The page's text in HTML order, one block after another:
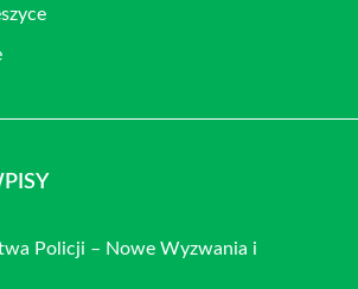
Policji – Nowe Wyzwania i